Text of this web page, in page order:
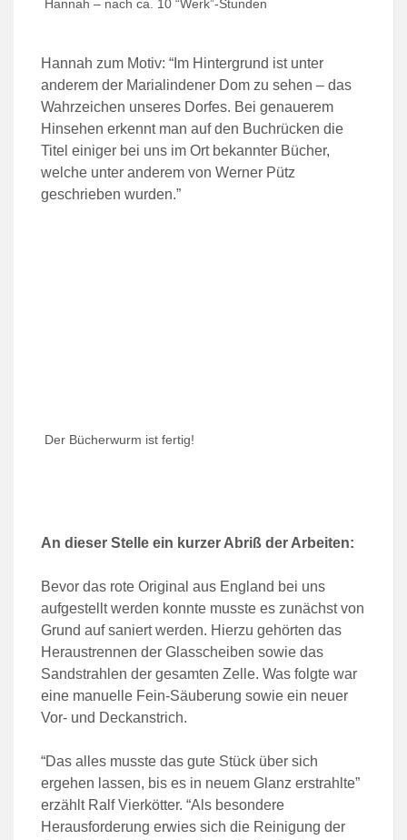
Hannah – nach ca. 10 “Werk”-Stunden
Hannah zum Motiv: “Im Hintergrund ist unter
anderem der Marialindener Dom zu sehen – das
Wahrzeichen unseres Dorfes. Bei genauerem
Hinsehen erkennt man auf den Buchrücken die
Titel einiger bei uns im Ort bekannter Bücher,
welche unter anderem von Werner Pütz
geschrieben wurden.”
Der Bücherwurm ist fertig!
An dieser Stelle ein kurzer Abriß der Arbeiten:
Bevor das rote Original aus England bei uns
aufgestellt werden konnte musste es zunächst von
Grund auf saniert werden. Hierzu gehörten das
Heraustrennen der Glasscheiben sowie das
Sandstrahlen der gesamten Zelle. Was folgte war
eine manuelle Fein-Säuberung sowie ein neuer
Vor- und Deckanstrich.
“Das alles musste das gute Stück über sich
ergehen lassen, bis es in neuem Glanz erstrahlte”
erzählt Ralf Vierkötter. “Als besondere
Herausforderung erwies sich die Reinigung der